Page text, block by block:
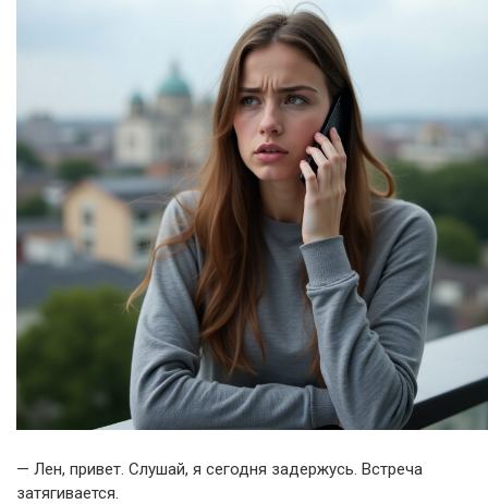
— Лен, привет. Слушай, я сегодня задержусь. Встреча
затягивается.